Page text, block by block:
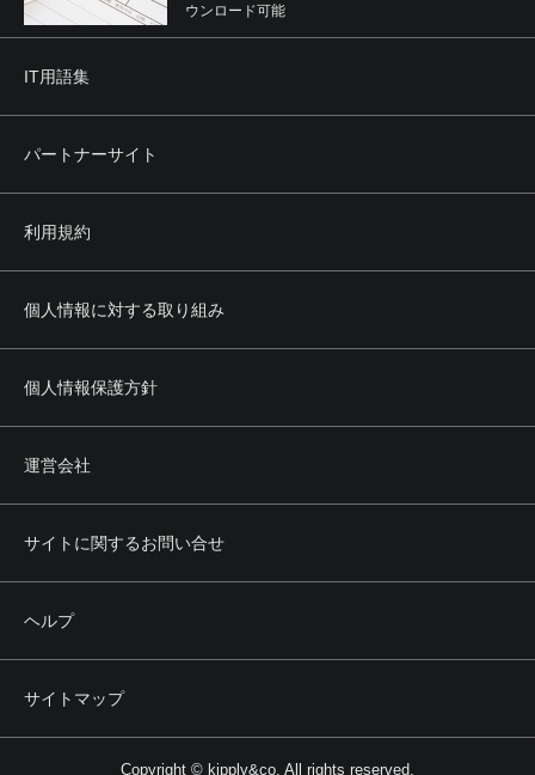
ウンロード可能
IT用語集
パートナーサイト
利用規約
個人情報に対する取り組み
個人情報保護方針
運営会社
サイトに関するお問い合せ
ヘルプ
サイトマップ
Copyright © kipply&co. All rights reserved.